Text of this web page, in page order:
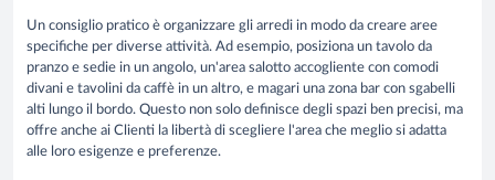
Un consiglio pratico è organizzare gli arredi in modo da creare aree
specifiche per diverse attività. Ad esempio, posiziona un tavolo da
pranzo e sedie in un angolo, un'area salotto accogliente con comodi
divani e tavolini da caffè in un altro, e magari una zona bar con sgabelli
alti lungo il bordo. Questo non solo definisce degli spazi ben precisi, ma
offre anche ai Clienti la libertà di scegliere l'area che meglio si adatta
alle loro esigenze e preferenze.